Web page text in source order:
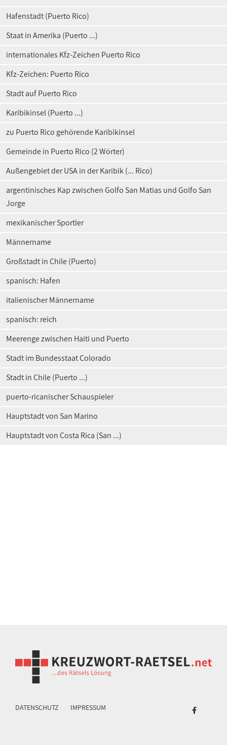
Hafenstadt (Puerto Rico)
Staat in Amerika (Puerto ...)
internationales Kfz-Zeichen Puerto Rico
Kfz-Zeichen: Puerto Rico
Stadt auf Puerto Rico
Karibikinsel (Puerto ...)
zu Puerto Rico gehörende Karibikinsel
Gemeinde in Puerto Rico (2 Wörter)
Außengebiet der USA in der Karibik (... Rico)
argentinisches Kap zwischen Golfo San Matias und Golfo San
Jorge
mexikanischer Sportler
Männername
Großstadt in Chile (Puerto)
spanisch: Hafen
italienischer Männername
spanisch: reich
Meerenge zwischen Haiti und Puerto
Stadt im Bundesstaat Colorado
Stadt in Chile (Puerto ...)
puerto-ricanischer Schauspieler
Hauptstadt von San Marino
Hauptstadt von Costa Rica (San ...)
DATENSCHUTZ IMPRESSUM